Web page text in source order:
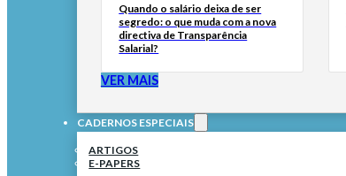
Quando o salário deixa de ser
segredo: o que muda com a nova
directiva de Transparência
Salarial?
VER MAIS
CADERNOS ESPECIAIS
ARTIGOS
E-PAPERS